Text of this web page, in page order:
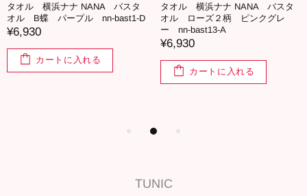
タオル 横浜ナナ NANA バスタ
オル B蝶 パープル nn-bast1-D
¥6,930
カートに入れる
タオル 横浜ナナ NANA バスタ
オル ローズ２柄 ピンクグレ
ー nn-bast13-A
¥6,930
カートに入れる
TUNIC